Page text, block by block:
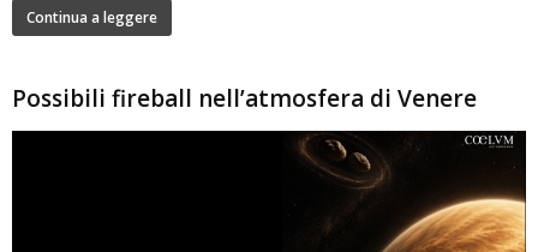
Continua a leggere
Possibili fireball nell’atmosfera di Venere